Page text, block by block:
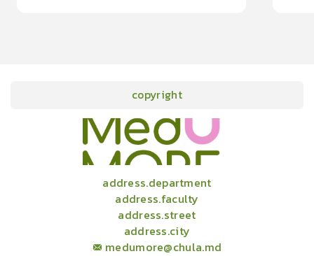
copyright
address.department
address.faculty
address.street
address.city
medumore@chula.md
onlineCourses academicConferencesnewsinfographic